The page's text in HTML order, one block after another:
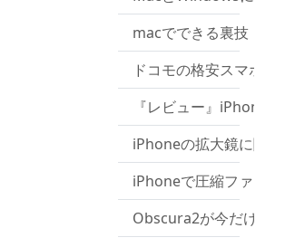
macでできる裏技
ドコモの格安スマホ「
『レビュー』iPhone6s
iPhoneの拡大鏡に関す
iPhoneで圧縮ファイル
Obscura2が今だけ無料